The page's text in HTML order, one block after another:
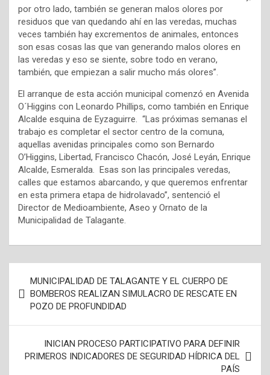
por otro lado, también se generan malos olores por
residuos que van quedando ahí en las veredas, muchas
veces también hay excrementos de animales, entonces
son esas cosas las que van generando malos olores en
las veredas y eso se siente, sobre todo en verano,
también, que empiezan a salir mucho más olores”.
El arranque de esta acción municipal comenzó en Avenida
O´Higgins con Leonardo Phillips, como también en Enrique
Alcalde esquina de Eyzaguirre. “Las próximas semanas el
trabajo es completar el sector centro de la comuna,
aquellas avenidas principales como son Bernardo
O’Higgins, Libertad, Francisco Chacón, José Leyán, Enrique
Alcalde, Esmeralda. Esas son las principales veredas,
calles que estamos abarcando, y que queremos enfrentar
en esta primera etapa de hidrolavado”, sentenció el
Director de Medioambiente, Aseo y Ornato de la
Municipalidad de Talagante.
e
MUNICIPALIDAD DE TALAGANTE Y EL CUERPO DE
BOMBEROS REALIZAN SIMULACRO DE RESCATE EN
POZO DE PROFUNDIDAD
INICIAN PROCESO PARTICIPATIVO PARA DEFINIR
PRIMEROS INDICADORES DE SEGURIDAD HÍDRICA DEL
PAÍS